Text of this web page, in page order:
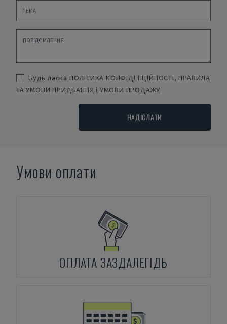
Будь ласка ПОЛІТИКА КОНФІДЕНЦІЙНОСТІ, ПРАВИЛА
ТА УМОВИ ПРИДБАННЯ і УМОВИ ПРОДАЖУ
НАДІСЛАТИ
Умови оплати
ОПЛАТА ЗАЗДАЛЕГІДЬ